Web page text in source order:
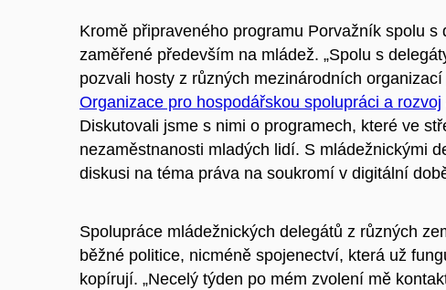
Kromě připraveného programu Porvažník spolu
zaměřené především na mládež. „Spolu s
pozvali hosty z různých mezinárodních organizací
Organizace pro hospodářskou spolupráci a rozvoj
Diskutovali jsme s nimi o programech, které ve
nezaměstnanosti mladých lidí. S mládežnickými
diskusi na téma práva na soukromí v digitální
Spolupráce mládežnických delegátů z různých
běžné politice, nicméně spojenectví, která už
kopírují. „Necelý týden po mém zvolení mě